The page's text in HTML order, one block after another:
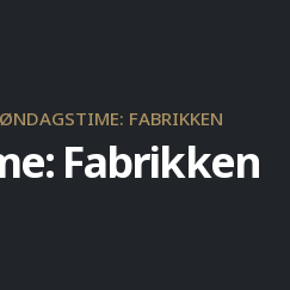
FABRIKKEN
Fabrikken